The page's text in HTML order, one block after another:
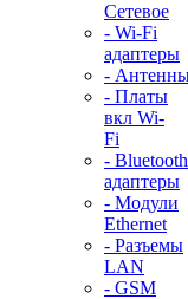
Сетевое
- Wi-Fi
адаптеры
-
- Платы
вкл Wi-
Fi
- Bluetooth
адаптеры
- Модули
Ethernet
- Разъемы
LAN
- GSM